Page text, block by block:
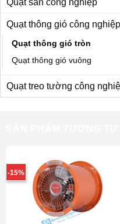
Quạt thông gió công nghiệp
Quạt thông gió tròn
Quạt thông gió vuông
Quạt treo tường công
-15%